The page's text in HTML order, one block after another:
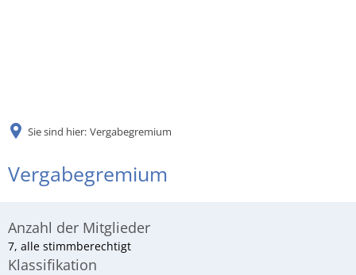
Sie sind hier: Vergabegremium
Vergabegremium
Anzahl der Mitglieder
7, alle stimmberechtigt
Klassifikation